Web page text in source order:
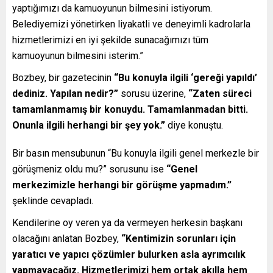
yaptığımızı da kamuoyunun bilmesini istiyorum.
Belediyemizi yönetirken liyakatli ve deneyimli kadrolarla
hizmetlerimizi en iyi şekilde sunacağımızı tüm
kamuoyunun bilmesini isterim.”
Bozbey, bir gazetecinin “Bu konuyla ilgili ‘gereği yapıldı’
dediniz. Yapılan nedir?” sorusu üzerine, “Zaten süreci
tamamlanmamış bir konuydu. Tamamlanmadan bitti.
Onunla ilgili herhangi bir şey yok.” diye konuştu.
Bir basın mensubunun “Bu konuyla ilgili genel merkezle bir
görüşmeniz oldu mu?” sorusunu ise “Genel
merkezimizle herhangi bir görüşme yapmadım.”
şeklinde cevapladı.
Kendilerine oy veren ya da vermeyen herkesin başkanı
olacağını anlatan Bozbey, “Kentimizin sorunları için
yaratıcı ve yapıcı çözümler bulurken asla ayrımcılık
yapmayacağız. Hizmetlerimizi hem ortak akılla hem